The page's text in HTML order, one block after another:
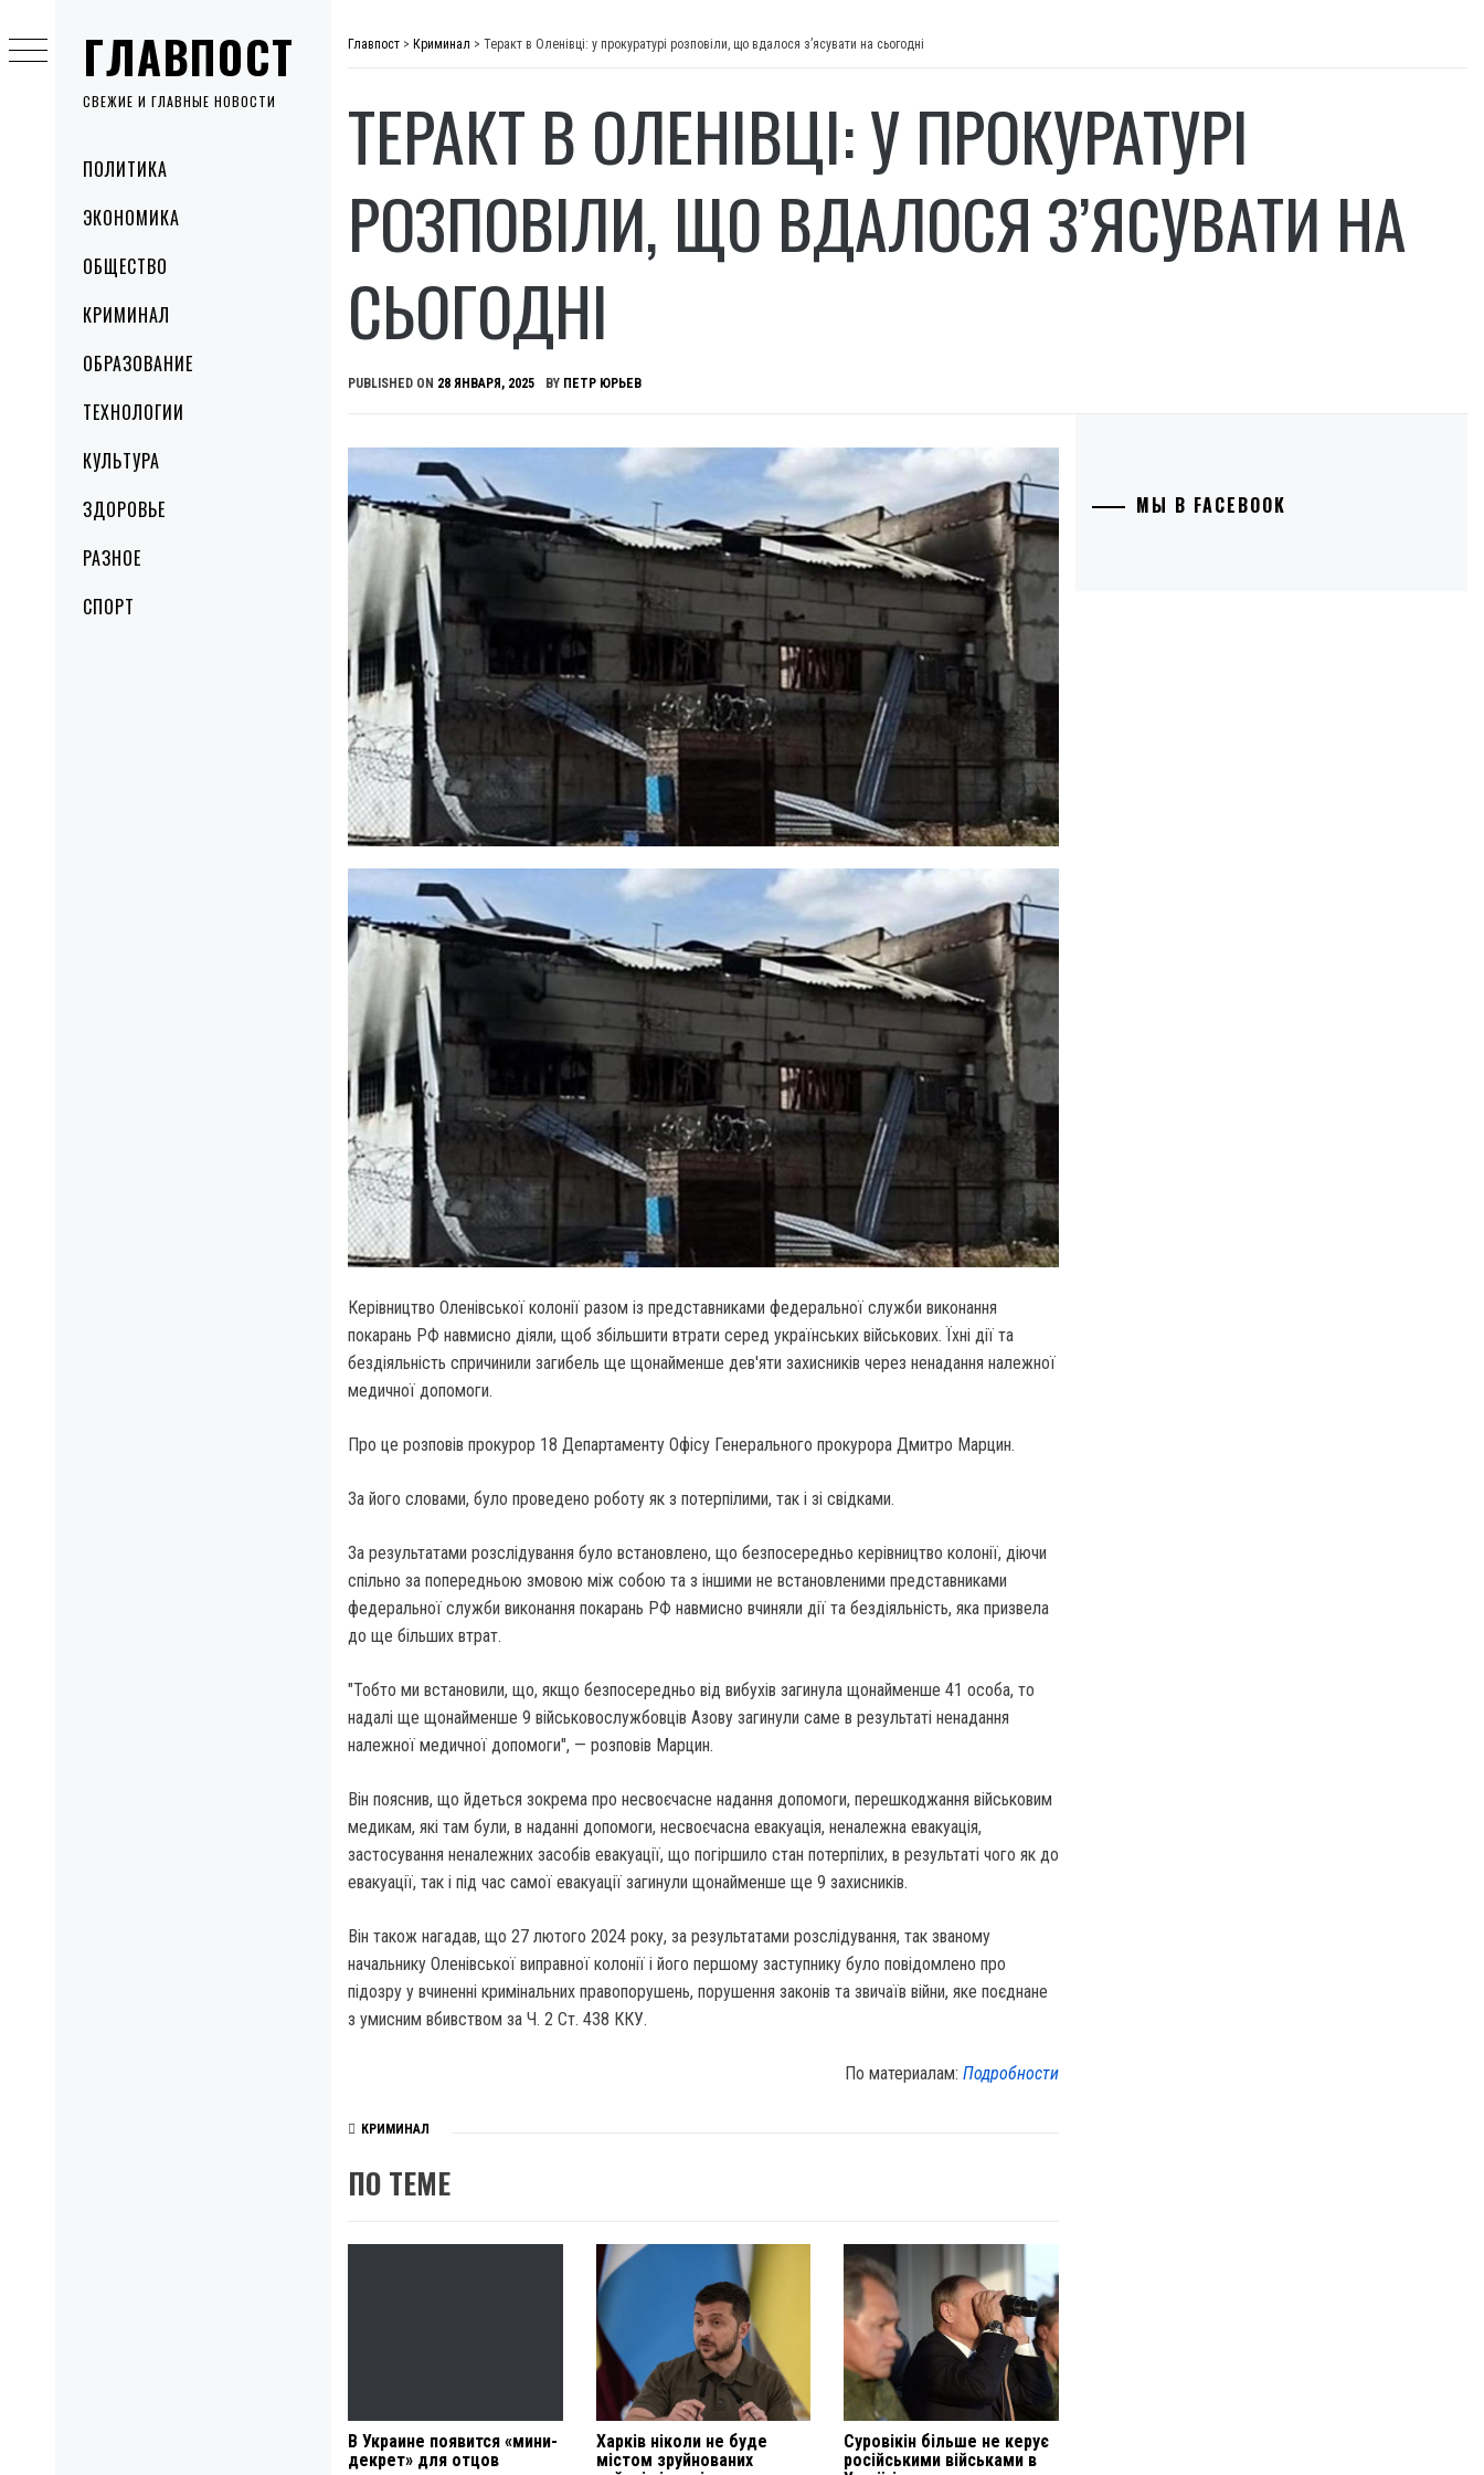
ГЛАВПОСТ
СВЕЖИЕ И ГЛАВНЫЕ НОВОСТИ
MenuПОЛИТИКА
ЭКОНОМИКА
ОБЩЕСТВО
КРИМИНАЛ
ОБРАЗОВАНИЕ
ТЕХНОЛОГИИ
КУЛЬТУРА
ЗДОРОВЬЕ
РАЗНОЕ
СПОРТ
to
content
Главпост > Криминал > Теракт в Оленівці: у прокуратурі розповіли, що вдалося з’ясувати на сьогодні
ТЕРАКТ В ОЛЕНІВЦІ: У ПРОКУРАТУРІ
РОЗПОВІЛИ, ЩО ВДАЛОСЯ З’ЯСУВАТИ НА
СЬОГОДНІ
PUBLISHED ON 28 ЯНВАРЯ, 2025 BY ПЕТР ЮРЬЕВ
Керівництво Оленівської колонії разом із представниками федеральної служби виконання
покарань РФ навмисно діяли, щоб збільшити втрати серед українських військових. Їхні дії та
бездіяльність спричинили загибель ще щонайменше дев'яти захисників через ненадання належної
медичної допомоги.
Про це розповів прокурор 18 Департаменту Офісу Генерального прокурора Дмитро Марцин.
За його словами, було проведено роботу як з потерпілими, так і зі свідками.
За результатами розслідування було встановлено, що безпосередньо керівництво колонії, діючи
спільно за попередньою змовою між собою та з іншими не встановленими представниками
федеральної служби виконання покарань РФ навмисно вчиняли дії та бездіяльність, яка призвела
до ще більших втрат.
"Тобто ми встановили, що, якщо безпосередньо від вибухів загинула щонайменше 41 особа, то
надалі ще щонайменше 9 військовослужбовців Азову загинули саме в результаті ненадання
належної медичної допомоги", — розповів Марцин.
Він пояснив, що йдеться зокрема про несвоєчасне надання допомоги, перешкоджання військовим
медикам, які там були, в наданні допомоги, несвоєчасна евакуація, неналежна евакуація,
застосування неналежних засобів евакуації, що погіршило стан потерпілих, в результаті чого як до
евакуації, так і під час самої евакуації загинули щонайменше ще 9 захисників.
Він також нагадав, що 27 лютого 2024 року, за результатами розслідування, так званому
начальнику Оленівської виправної колонії і його першому заступнику було повідомлено про
підозру у вчиненні кримінальних правопорушень, порушення законів та звичаїв війни, яке поєднане
з умисним вбивством за Ч. 2 Ст. 438 ККУ.
По материалам:Подробности
КРИМИНАЛ
ПО ТЕМЕ
В Украине появится «мини-
декрет» для отцов
Харків ніколи не буде
містом зруйнованих
Суровікін більше не керує
російськими військами в
МЫ В FACEBOOK